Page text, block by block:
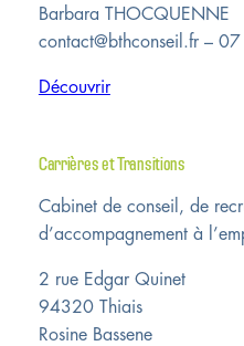
Barbara THOCQUENNE
contact@bthconseil.fr –
Découvrir
Carrières et Transitions
Cabinet de conseil, de
d’accompagnement à
2 rue Edgar Quinet
94320 Thiais
Rosine Bassene